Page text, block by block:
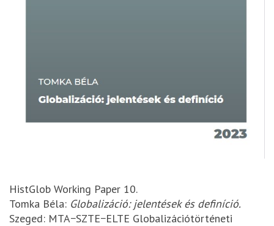
HistGlob Working Paper 10.
Tomka Béla: Globalizáció: jelentések és definíció.
Szeged: MTA−SZTE−ELTE Globalizációtörténeti